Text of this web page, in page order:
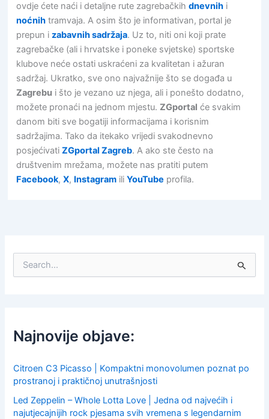
ovdje ćete naći i detaljne rute zagrebačkihdnevnih i
noćnih tramvaja. A osim što je informativan, portal je
prepun izabavnih sadržaja. Uz to, niti oni koji prate
zagrebačke (ali i hrvatske i poneke svjetske) sportske
klubove neće ostati uskraćeni za kvalitetan i ažuran
sadržaj. Ukratko, sve ono najvažnije što se događa u
Zagrebu i što je vezano uz njega, ali i ponešto dodatno,
možete pronaći na jednom mjestu.ZGportal će svakim
danom biti sve bogatiji informacijama i korisnim
sadržajima. Tako da itekako vrijedi svakodnevno
posjećivatiZGportal Zagreb. A ako ste često na
društvenim mrežama, možete nas pratiti putem
Facebook,X, Instagram iliYouTube profila.
f
o
:
Najnovije objave:
Citroen C3 Picasso | Kompaktni monovolumen poznat po
prostranoj i praktičnoj unutrašnjosti
Led Zeppelin – Whole Lotta Love | Jedna od najvećih i
najutjecajnijih rock pjesama svih vremena s legendarnim